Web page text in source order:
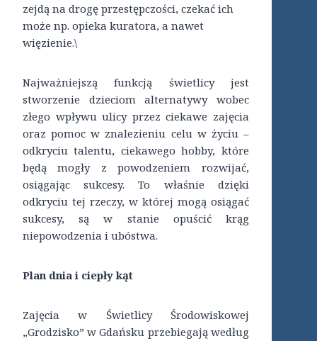
zejdą na drogę przestępczości, czekać ich
może np. opieka kuratora, a nawet
więzienie.\
Najważniejszą funkcją świetlicy jest
stworzenie dzieciom alternatywy wobec
złego wpływu ulicy przez ciekawe zajęcia
oraz pomoc w znalezieniu celu w życiu –
odkryciu talentu, ciekawego hobby, które
będą mogły z powodzeniem rozwijać,
osiągając sukcesy. To właśnie dzięki
odkryciu tej rzeczy, w której mogą osiągać
sukcesy, są w stanie opuścić krąg
niepowodzenia i ubóstwa.
Plan dnia i ciepły kąt
Zajęcia w Świetlicy Środowiskowej
„Grodzisko” w Gdańsku przebiegają według